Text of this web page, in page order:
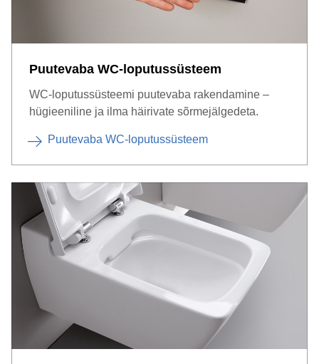
Puutevaba WC-loputussüsteem
WC-loputussüsteemi puutevaba rakendamine –
hügieeniline ja ilma häirivate sõrmejälgedeta.
Puutevaba WC-loputussüsteem